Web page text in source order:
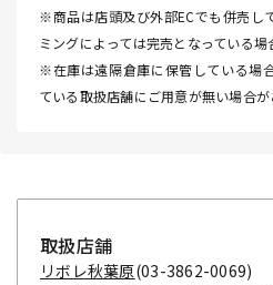
※商品は店頭及び外部ECでも併売し
ミングによっては完売となっている場
※在庫は遠隔倉庫に保管している場
ている取扱店舗にご用意が無い場合が
取扱店舗
リボレ秋葉原(03-3862-0069)